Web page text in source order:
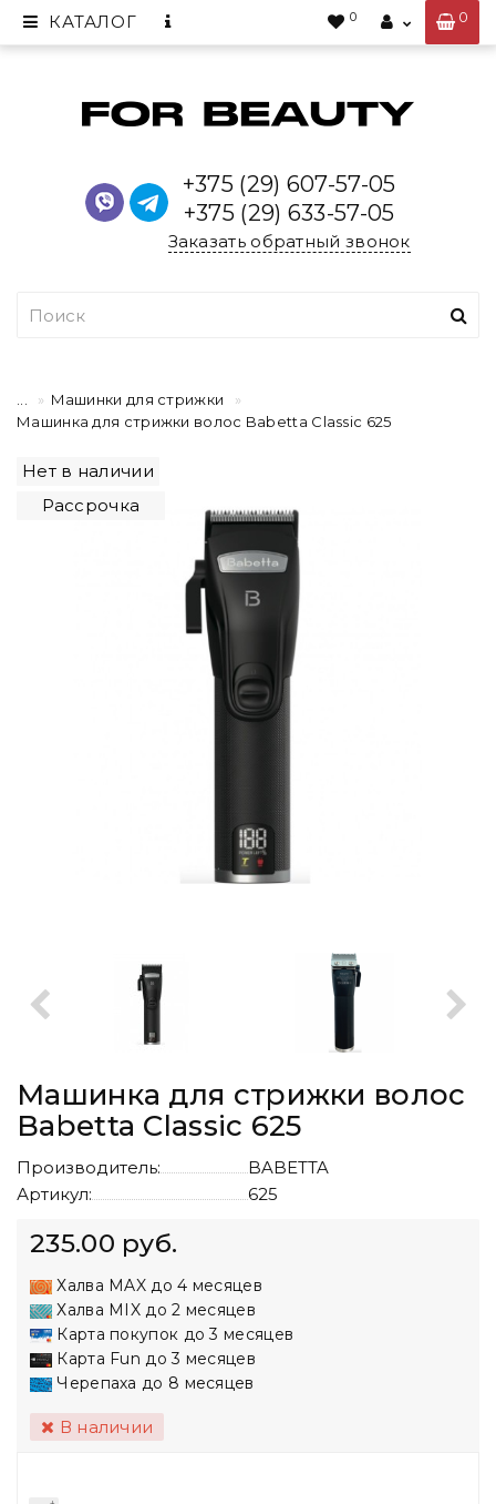
0
КАТАЛОГ 0
+375 (29) 607-57-05
+375 (29) 633-57-05
Заказать обратный звонок
Машинки для стрижки
Машинка для стрижки волос Babetta Classic 625
Нет в наличии
Рассрочка
Машинка для стрижки волос
Babetta Classic 625
Производитель:
BABETTA
Артикул:
625
235.00 руб.
Халва MAX до 4 месяцев
Халва MIX до 2 месяцев
Карта покупок до 3 месяцев
Карта Fun до 3 месяцев
Черепаха до 8 месяцев
В наличии